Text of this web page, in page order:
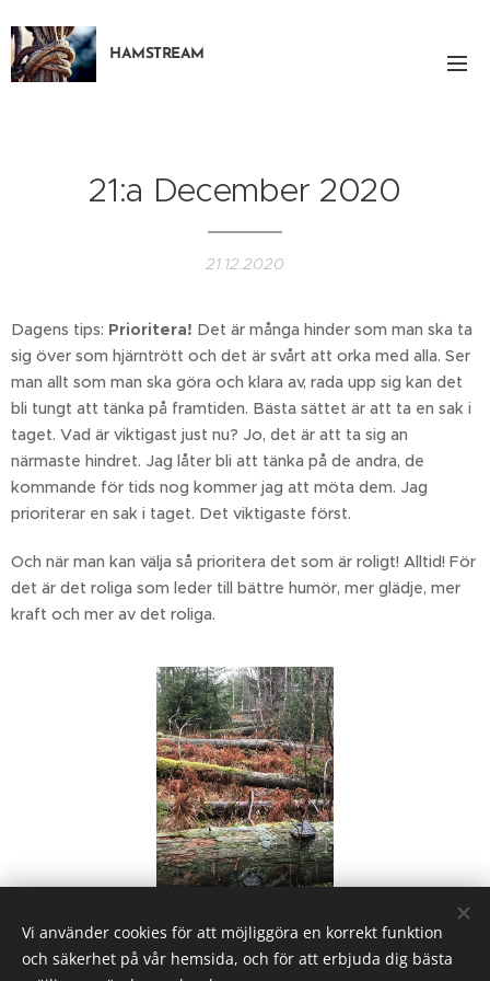
HAMSTREAM
21:a December 2020
21.12.2020
Dagens tips: Prioritera! Det är många hinder som man ska ta
sig över som hjärntrött och det är svårt att orka med alla. Ser
man allt som man ska göra och klara av, rada upp sig kan det
bli tungt att tänka på framtiden. Bästa sättet är att ta en sak i
taget. Vad är viktigast just nu? Jo, det är att ta sig an
närmaste hindret. Jag låter bli att tänka på de andra, de
kommande för tids nog kommer jag att möta dem. Jag
prioriterar en sak i taget. Det viktigaste först.
Och när man kan välja så prioritera det som är roligt! Alltid! För
det är det roliga som leder till bättre humör, mer glädje, mer
kraft och mer av det roliga.
Share
Vi använder cookies för att möjliggöra en korrekt funktion
och säkerhet på vår hemsida, och för att erbjuda dig bästa